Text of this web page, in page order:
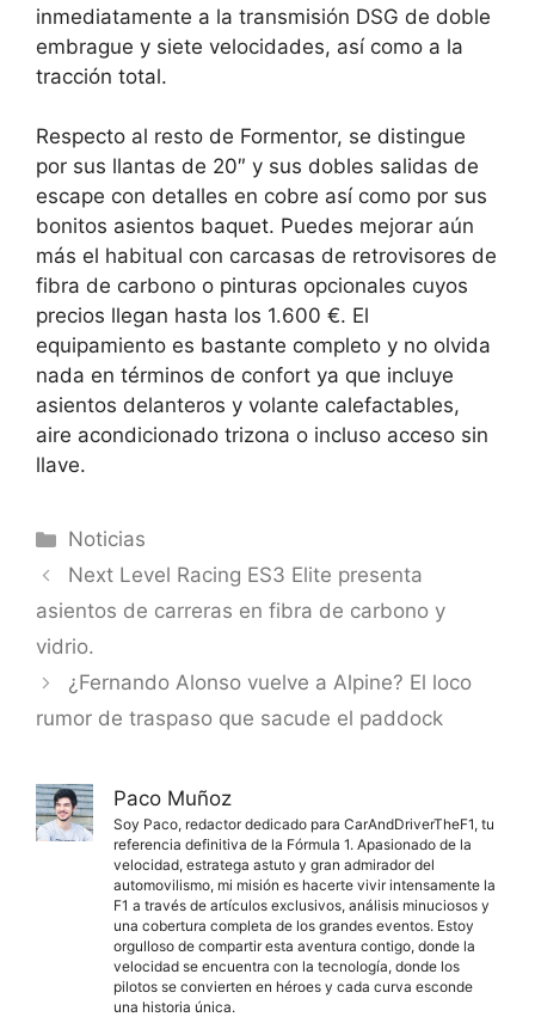
inmediatamente a la transmisión DSG de doble
embrague y siete velocidades, así como a la
tracción total.
Respecto al resto de Formentor, se distingue
por sus llantas de 20″ y sus dobles salidas de
escape con detalles en cobre así como por sus
bonitos asientos baquet. Puedes mejorar aún
más el habitual con carcasas de retrovisores de
fibra de carbono o pinturas opcionales cuyos
precios llegan hasta los 1.600 €. El
equipamiento es bastante completo y no olvida
nada en términos de confort ya que incluye
asientos delanteros y volante calefactables,
aire acondicionado trizona o incluso acceso sin
llave.
Categorías
Noticias
Next Level Racing ES3 Elite presenta
asientos de carreras en fibra de carbono y
vidrio.
¿Fernando Alonso vuelve a Alpine? El loco
rumor de traspaso que sacude el paddock
Paco Muñoz
Soy Paco, redactor dedicado para CarAndDriverTheF1, tu
referencia definitiva de la Fórmula 1. Apasionado de la
velocidad, estratega astuto y gran admirador del
automovilismo, mi misión es hacerte vivir intensamente la
F1 a través de artículos exclusivos, análisis minuciosos y
una cobertura completa de los grandes eventos. Estoy
orgulloso de compartir esta aventura contigo, donde la
velocidad se encuentra con la tecnología, donde los
pilotos se convierten en héroes y cada curva esconde
una historia única.